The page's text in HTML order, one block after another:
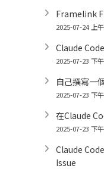
Framelink
2025-07-24 上
Claude
2025-07-23 下
自己撰寫一
2025-07-23 下
在Claude
2025-07-23 下
Claude
Issue